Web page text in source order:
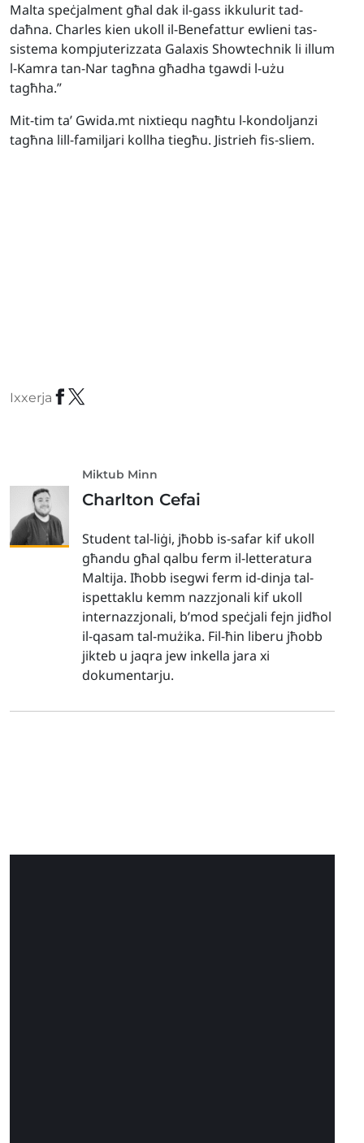
Malta speċjalment għal dak il-gass ikkulurit tad-
daħna. Charles kien ukoll il-Benefattur ewlieni tas-
sistema kompjuterizzata Galaxis Showtechnik li illum
l-Kamra tan-Nar tagħna għadha tgawdi l-użu
tagħha.”
Mit-tim ta’ Gwida.mt nixtiequ nagħtu l-kondoljanzi
tagħna lill-familjari kollha tiegħu. Jistrieh fis-sliem.
Ixxerja
Miktub Minn
Charlton Cefai
Student tal-liġi, jħobb is-safar kif ukoll
għandu għal qalbu ferm il-letteratura
Maltija. Iħobb isegwi ferm id-dinja tal-
ispettaklu kemm nazzjonali kif ukoll
internazzjonali, b’mod speċjali fejn jidħol
il-qasam tal-mużika. Fil-ħin liberu jħobb
jikteb u jaqra jew inkella jara xi
dokumentarju.